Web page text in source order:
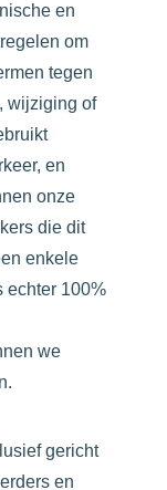
en
om
tegen
wijziging of
en
onze
die dit
enkele
echter 100%
we
gericht
en